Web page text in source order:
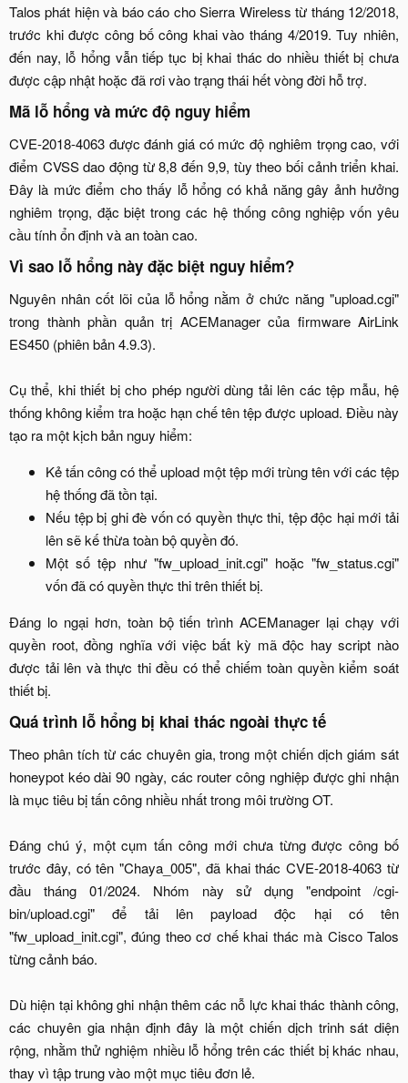
Talos phát hiện và báo cáo cho Sierra Wireless từ tháng 12/2018,
trước khi được công bố công khai vào tháng 4/2019. Tuy nhiên,
đến nay, lỗ hổng vẫn tiếp tục bị khai thác do nhiều thiết bị chưa
được cập nhật hoặc đã rơi vào trạng thái hết vòng đời hỗ trợ.​
Mã lỗ hổng và mức độ nguy hiểm​
CVE-2018-4063 được đánh giá có mức độ nghiêm trọng cao, với
điểm CVSS dao động từ 8,8 đến 9,9, tùy theo bối cảnh triển khai.
Đây là mức điểm cho thấy lỗ hổng có khả năng gây ảnh hưởng
nghiêm trọng, đặc biệt trong các hệ thống công nghiệp vốn yêu
cầu tính ổn định và an toàn cao.​
Vì sao lỗ hổng này đặc biệt nguy hiểm?​
Nguyên nhân cốt lõi của lỗ hổng nằm ở chức năng "upload.cgi"
trong thành phần quản trị ACEManager của firmware AirLink
ES450 (phiên bản 4.9.3).
Cụ thể, khi thiết bị cho phép người dùng tải lên các tệp mẫu, hệ
thống không kiểm tra hoặc hạn chế tên tệp được upload. Điều này
tạo ra một kịch bản nguy hiểm:​
Kẻ tấn công có thể upload một tệp mới trùng tên với các tệp
hệ thống đã tồn tại.​
Nếu tệp bị ghi đè vốn có quyền thực thi, tệp độc hại mới tải
lên sẽ kế thừa toàn bộ quyền đó.​
Một số tệp như "fw_upload_init.cgi" hoặc "fw_status.cgi"
vốn đã có quyền thực thi trên thiết bị.​
Đáng lo ngại hơn, toàn bộ tiến trình ACEManager lại chạy với
quyền root, đồng nghĩa với việc bất kỳ mã độc hay script nào
được tải lên và thực thi đều có thể chiếm toàn quyền kiểm soát
thiết bị.​
Quá trình lỗ hổng bị khai thác ngoài thực tế​
Theo phân tích từ các chuyên gia, trong một chiến dịch giám sát
honeypot kéo dài 90 ngày, các router công nghiệp được ghi nhận
là mục tiêu bị tấn công nhiều nhất trong môi trường OT.
Đáng chú ý, một cụm tấn công mới chưa từng được công bố
trước đây, có tên "Chaya_005", đã khai thác CVE-2018-4063 từ
đầu tháng 01/2024. Nhóm này sử dụng "endpoint /cgi-
bin/upload.cgi" để tải lên payload độc hại có tên
"fw_upload_init.cgi", đúng theo cơ chế khai thác mà Cisco Talos
từng cảnh báo.
Dù hiện tại không ghi nhận thêm các nỗ lực khai thác thành công,
các chuyên gia nhận định đây là một chiến dịch trinh sát diện
rộng, nhằm thử nghiệm nhiều lỗ hổng trên các thiết bị khác nhau,
thay vì tập trung vào một mục tiêu đơn lẻ.​